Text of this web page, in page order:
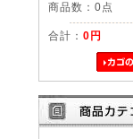
商品数：0点
合計： 0円